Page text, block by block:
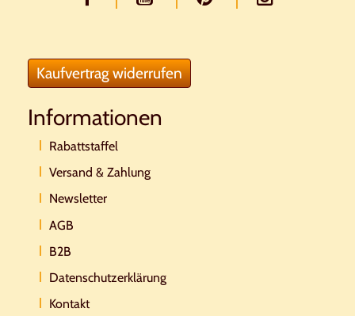
Kaufvertrag widerrufen
Informationen
Rabattstaffel
Versand & Zahlung
Newsletter
AGB
B2B
Datenschutzerklärung
Kontakt